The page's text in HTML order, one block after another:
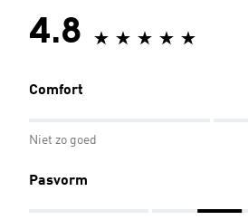
4.8
Comfort
Niet zo goed
Pasvorm